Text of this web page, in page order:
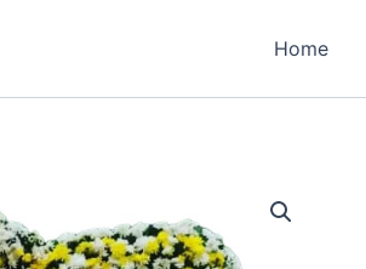
Home